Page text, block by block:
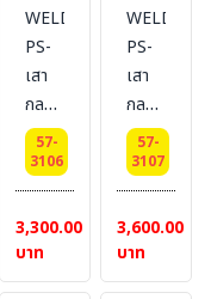
1 นิ้ว
สูง 1
เมตร
+
เพลท
ขนาด
นิ้ว
1 นิ้ว
สูง
1.5
เมตร
+
เพลท
6x6
นิ้ว
WELDING-
PS-
เสา
กลม
พ่นสี
รอง
พื้น
กัน
สนิม
พ่นสี
57-
3106
3,300.00
บาท
WELDING-
PS-
เสา
กลม
พ่นสี
รอง
พื้น
กัน
สนิม
พ่นสี
57-
3107
3,600.00
บาท